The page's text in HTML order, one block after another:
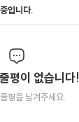
입니다.
평이 없습니다!
평을 남겨주세요.